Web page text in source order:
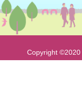
Copyright ©2020